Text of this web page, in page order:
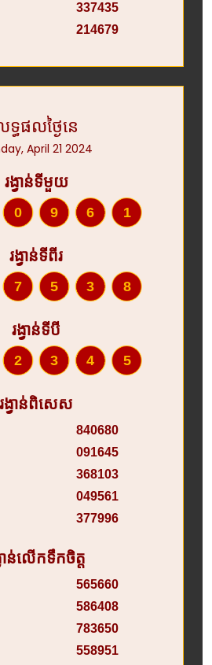
337435
214679
ធផលថ្ងៃនេ
April 21 2024
រង្វាន់ទីមួយ
រង្វាន់ទីពីរ
រង្វាន់ទីបី
រង្វាន់ពិសេស
840680
091645
368103
049561
377996
ាន់លើកទឹកចិត្ត
565660
586408
783650
558951